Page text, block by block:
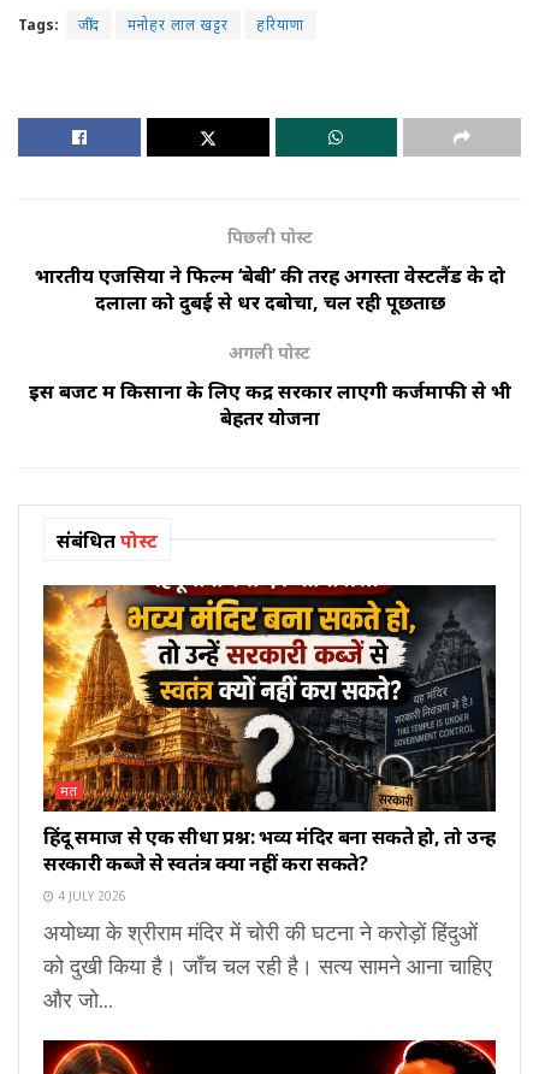
Tags: जींद मनोहर लाल खट्टर हरियाणा
पिछली पोस्ट
भारतीय एजेंसियों ने फिल्म ‘बेबी’ की तरह अगस्ता वेस्टलैंड के दो
दलालों को दुबई से धर दबोचा, चल रही पूछताछ
अगली पोस्ट
इस बजट में किसानों के लिए केंद्र सरकार लाएगी कर्जमाफी से भी
बेहतर योजना
संबंधितपोस्ट
मत
हिंदू समाज से एक सीधा प्रश्न: भव्य मंदिर बना सकते हो, तो उन्हें
सरकारी कब्जे से स्वतंत्र क्यों नहीं करा सकते?
4 JULY 2026
अयोध्या के श्रीराम मंदिर में चोरी की घटना ने करोड़ों हिंदुओं
को दुखी किया है। जाँच चल रही है। सत्य सामने आना चाहिए
और जो...